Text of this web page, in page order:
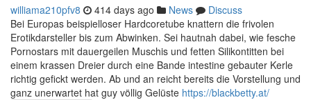
williama210pfv8 414 days ago News
Discuss
Bei Europas beispielloser Hardcoretube knattern die frivolen
Erotikdarsteller bis zum Abwinken. Sei hautnah dabei, wie fesche
Pornostars mit dauergeilen Muschis und fetten Silikontitten bei
einem krassen Dreier durch eine Bande intestine gebauter Kerle
richtig gefickt werden. Ab und an reicht bereits die Vorstellung und
ganz unerwartet hat guy völlig Gelüste https://blackbetty.at/